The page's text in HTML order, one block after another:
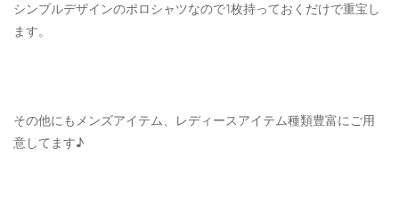
シンプルデザインのポロシャツなので1枚持っておくだけで重宝し
ます。
その他にもメンズアイテム、レディースアイテム種類豊富にご用
意してます♪